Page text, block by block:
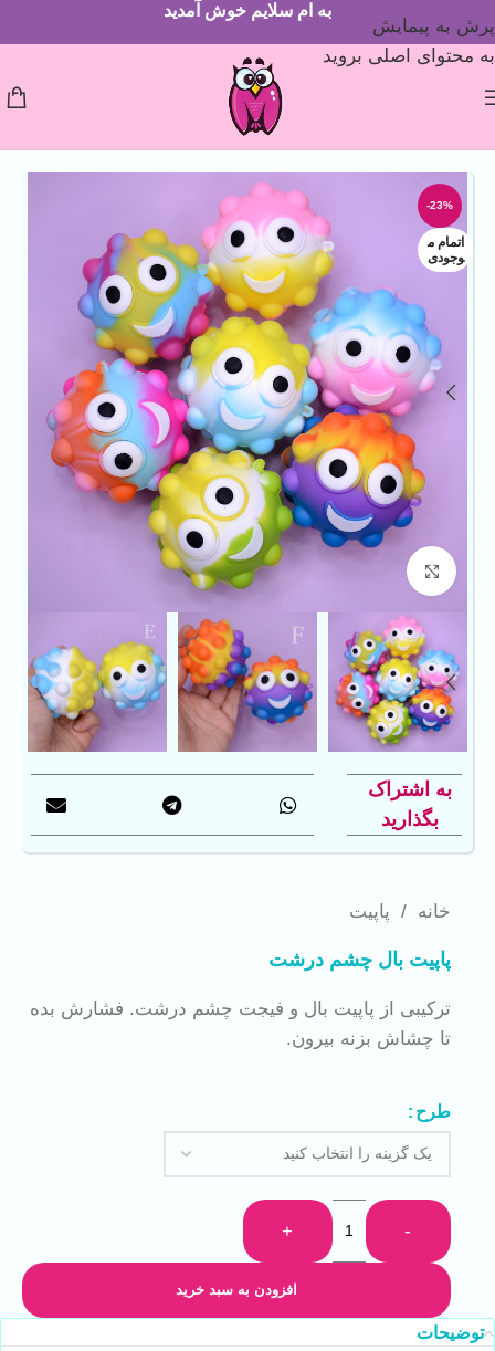
پرش به پیمایش
به محتوای اصلی بروید
به ام سلایم خوش آمدید
خانه / پاپیت
پاپیت بال چشم درشت
ترکیبی از پاپیت بال و فیجت چشم درشت. فشارش بده
تا چشاش بزنه بیرون.
طرح
-
+
افزودن به سبد خرید
-23%
اتمام م
وجودی
بزرگنمایی تصویر
به اشتراک
بگذارید
توضیحات